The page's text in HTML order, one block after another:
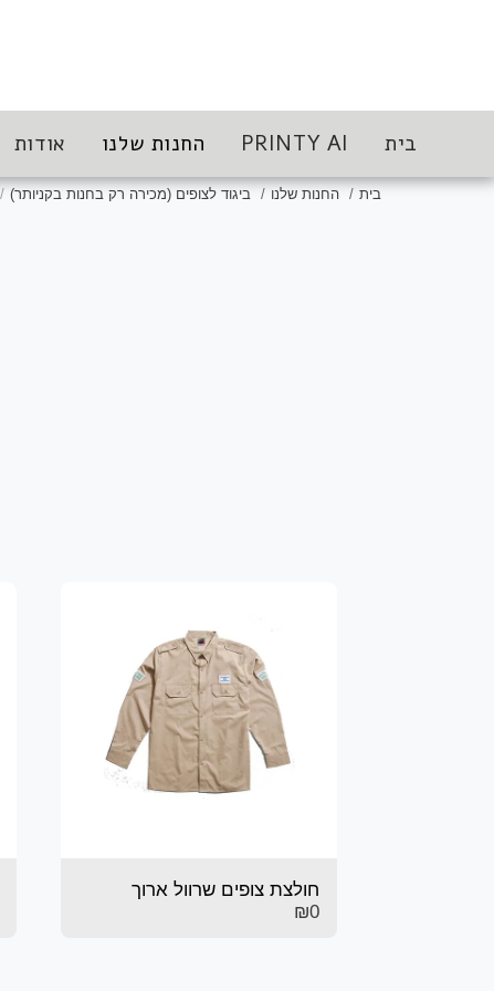
בית PRINTY AI החנות שלנו אודות
בית החנות שלנו ביגוד לצופים (מכירה רק בחנות בקניותר)
חולצת צופים שרוול ארוך
₪0